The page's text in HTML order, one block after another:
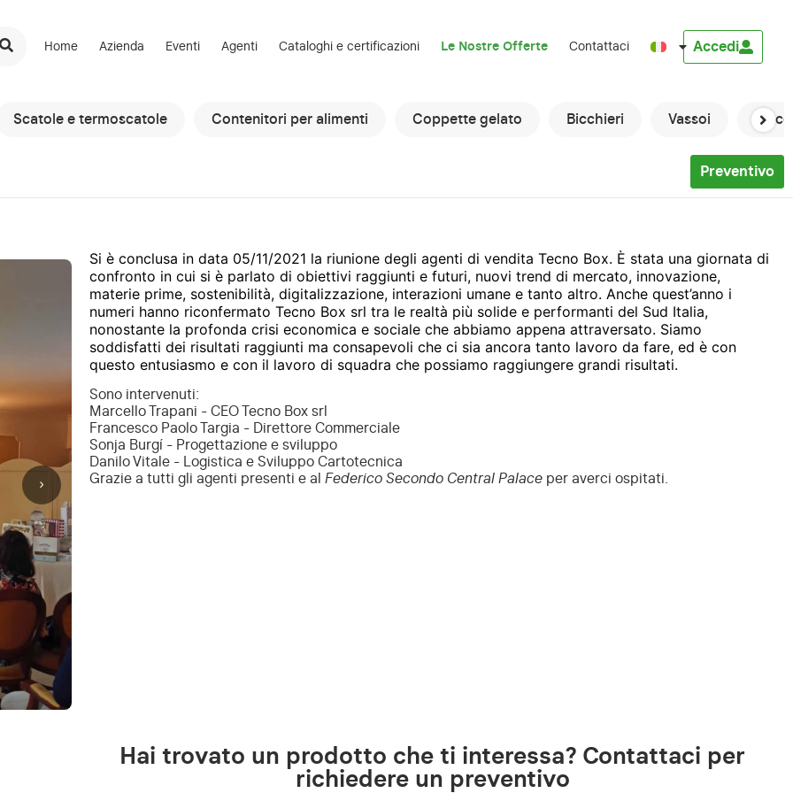
Home Azienda Eventi Agenti Cataloghi e certificazioni Le Nostre Offerte Contattaci Accedi
Scatole e termoscatole Contenitori per alimenti Coppette gelato Bicchieri Vassoi
Preventivo
›
Si è conclusa in data 05/11/2021 la riunione degli agenti di vendita Tecno Box. È stata una giornata di
confronto in cui si è parlato di obiettivi raggiunti e futuri, nuovi trend di mercato, innovazione,
materie prime, sostenibilità, digitalizzazione, interazioni umane e tanto altro. Anche quest’anno i
numeri hanno riconfermato Tecno Box srl tra le realtà più solide e performanti del Sud Italia,
nonostante la profonda crisi economica e sociale che abbiamo appena attraversato. Siamo
soddisfatti dei risultati raggiunti ma consapevoli che ci sia ancora tanto lavoro da fare, ed è con
questo entusiasmo e con il lavoro di squadra che possiamo raggiungere grandi risultati.
Sono intervenuti:
Marcello Trapani - CEO Tecno Box srl
Francesco Paolo Targia - Direttore Commerciale
Sonja Burgí - Progettazione e sviluppo
Danilo Vitale - Logistica e Sviluppo Cartotecnica
Grazie a tutti gli agenti presenti e al Federico Secondo Central Palaceper averci ospitati.
Hai trovato un prodotto che ti interessa? Contattaci per
richiedere un preventivo